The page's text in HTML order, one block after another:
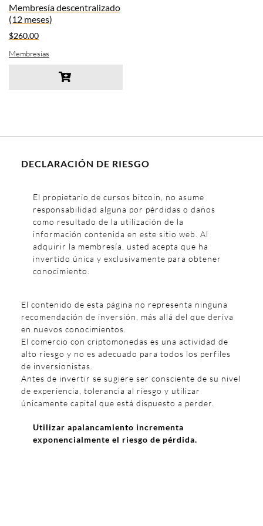
Membresía descentralizado
(12 meses)
$260.00
Membresías
DECLARACIÓN DE RIESGO
El propietario de cursos bitcoin, no asume
responsabilidad alguna por pérdidas o daños
como resultado de la utilización de la
información contenida en este sitio web. Al
adquirir la membresía, usted acepta que ha
invertido única y exclusivamente para obtener
conocimiento.
El contenido de esta página no representa ninguna
recomendación de inversión, más allá del que deriva
en nuevos conocimientos.
El comercio con criptomonedas es una actividad de
alto riesgo y no es adecuado para todos los perfiles
de inversionistas.
Antes de invertir se sugiere ser consciente de su nivel
de experiencia, tolerancia al riesgo y utilizar
únicamente capital que está dispuesto a perder.
Utilizar apalancamiento incrementa
exponencialmente el riesgo de pérdida.